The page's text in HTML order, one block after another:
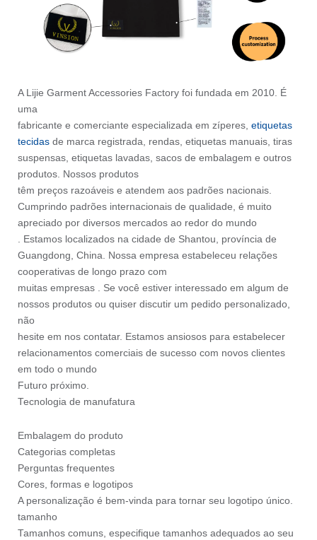
A Lijie Garment Accessories Factory foi fundada em 2010. É
uma
fabricante e comerciante especializada em zíperes, etiquetas
tecidas de marca registrada, rendas, etiquetas manuais, tiras
suspensas, etiquetas lavadas, sacos de embalagem e outros
produtos. Nossos produtos
têm preços razoáveis e atendem aos padrões nacionais.
Cumprindo padrões internacionais de qualidade, é muito
apreciado por diversos mercados ao redor do mundo
. Estamos localizados na cidade de Shantou, província de
Guangdong, China. Nossa empresa estabeleceu relações
cooperativas de longo prazo com
muitas empresas . Se você estiver interessado em algum de
nossos produtos ou quiser discutir um pedido personalizado,
não
hesite em nos contatar. Estamos ansiosos para estabelecer
relacionamentos comerciais de sucesso com novos clientes
em todo o mundo
Futuro próximo.
Tecnologia de manufatura
Embalagem do produto
Categorias completas
Perguntas frequentes
Cores, formas e logotipos
A personalização é bem-vinda para tornar seu logotipo único.
tamanho
Tamanhos comuns, especifique tamanhos adequados ao seu